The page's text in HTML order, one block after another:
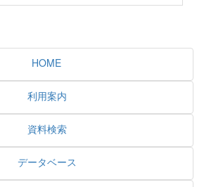
HOME
利用案内
資料検索
データベース